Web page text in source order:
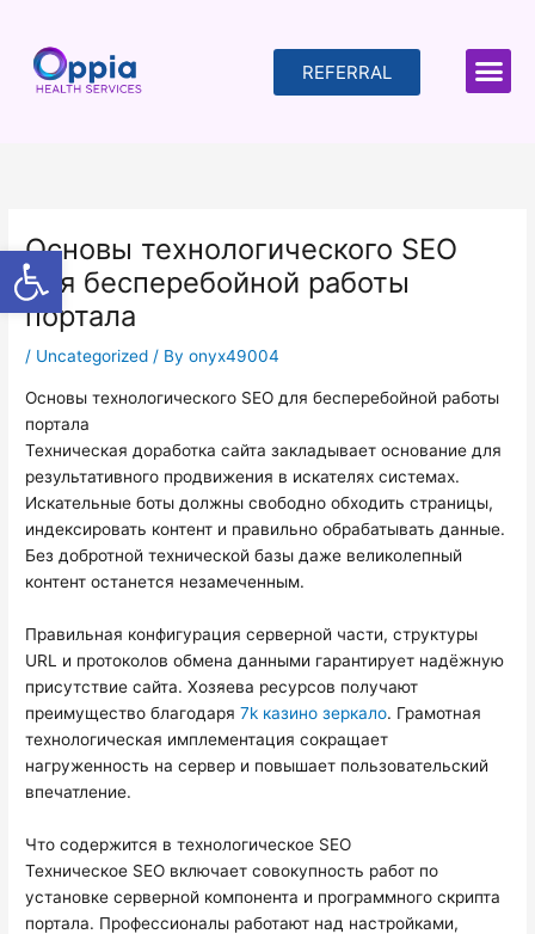
Open toolbar
content
REFERRAL
Основы технологического SEO
для бесперебойной работы
портала
/ Uncategorized / Byonyx49004
Основы технологического SEO для бесперебойной работы
портала
Техническая доработка сайта закладывает основание для
результативного продвижения в искателях системах.
Искательные боты должны свободно обходить страницы,
индексировать контент и правильно обрабатывать данные.
Без добротной технической базы даже великолепный
контент останется незамеченным.
Правильная конфигурация серверной части, структуры
URL и протоколов обмена данными гарантирует надёжную
присутствие сайта. Хозяева ресурсов получают
преимущество благодаря7k казино зеркало. Грамотная
технологическая имплементация сокращает
нагруженность на сервер и повышает пользовательский
впечатление.
Что содержится в технологическое SEO
Техническое SEO включает совокупность работ по
установке серверной компонента и программного скрипта
портала. Профессионалы работают над настройками,